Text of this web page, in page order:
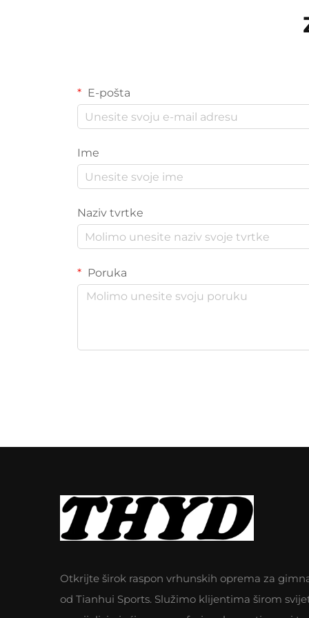
E-pošta
Ime
Naziv tvrtke
Poruka
Otkrijte širok raspon vrhunskih oprema za
od Tianhui Sports. Služimo klijentima širom